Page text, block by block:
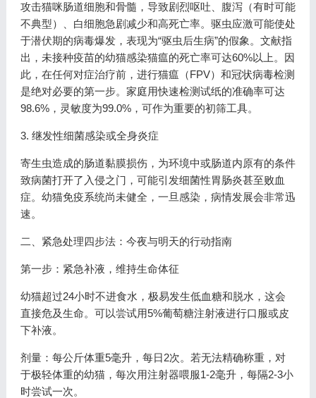
攻击猫咪肠道细胞和骨髓，导致剧烈呕吐、腹泻（有时可能
不典型）、白细胞急剧减少和高死亡率。驱虫应激可能使处
于潜伏期的病毒爆发，表现为“驱虫后生病”的假象。文献指
出，未接种疫苗的幼猫感染猫瘟的死亡率可达60%以上。因
此，在任何对症治疗前，进行猫瘟（FPV）和冠状病毒检测
是绝对必要的第一步。家庭用快速检测试纸的准确率可达
98.6%，灵敏度为99.0%，可作为重要的初筛工具。
3. 继发性细菌感染或全身炎症
寄生虫造成的肠道黏膜损伤，为环境中或肠道内原有的条件
致病菌打开了入侵之门，可能引发细菌性胃肠炎甚至败血
症。幼猫免疫系统尚未健全，一旦感染，病情发展会非常迅
速。
二、紧急处理四步法：今夜与明天的行动指南
第一步：紧急补液，维持生命体征
幼猫超过24小时不进食水，极易发生低血糖和脱水，这会
直接危及生命。可以尝试用5%葡萄糖注射液进行口服或皮
下补液。
剂量：每公斤体重5毫升，每日2次。若无法精确称重，对
于极轻体重的幼猫，每次用注射器喂服1-2毫升，每隔2-3小
时尝试一次。